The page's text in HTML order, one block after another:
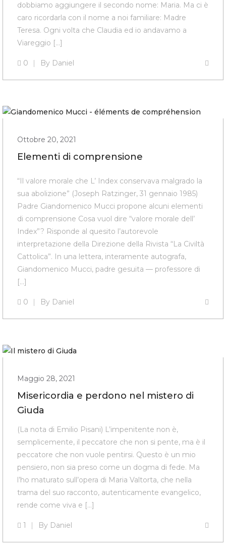
dobbiamo aggiungere il secondo nome: Maria. Ma ci è
caro ricordarla con il nome a noi familiare: Madre
Teresa. Ogni volta che Claudia ed io andavamo a
Viareggio […]
0 By Daniel
Ottobre 20, 2021
Elementi di comprensione
“Il valore morale che L’ Index conservava malgrado la
sua abolizione” (Joseph Ratzinger, 31 gennaio 1985)
Padre Giandomenico Mucci propone alcuni elementi
di comprensione Cosa vuol dire “valore morale dell’
Index”? Risponde al quesito l’autorevole
interpretazione della Direzione della Rivista “La Civiltà
Cattolica”. In una lettera, interamente autografa,
Giandomenico Mucci, padre gesuita — professore di
[…]
0 By Daniel
Maggio 28, 2021
Misericordia e perdono nel mistero di
Giuda
(La nota di Emilio Pisani) L’impenitente non è,
semplicemente, il peccatore che non si pente, ma è il
peccatore che non vuole pentirsi. Questo è un mio
pensiero, non sia preso come un dogma di fede. Ma
l’ho maturato sull’opera di Maria Valtorta, che nella
trama del suo racconto, autenticamente evangelico,
rende come viva e […]
1 By Daniel